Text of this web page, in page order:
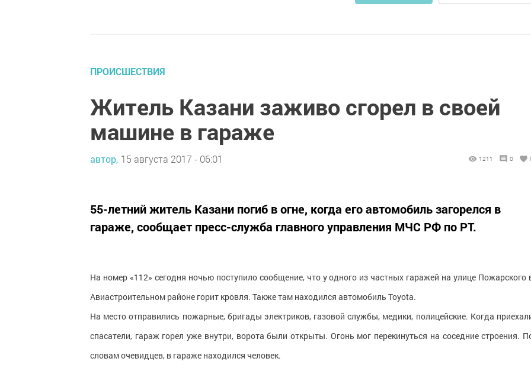
ПРОИСШЕСТВИЯ
Житель Казани заживо сгорел в своей
машине в гараже
автор, 15 августа 2017 - 06:01 1211 0
55-летний житель Казани погиб в огне, когда его автомобиль загорелся в
гараже, сообщает пресс-служба главного управления МЧС РФ по РТ.
На номер «112» сегодня ночью поступило сообщение, что у одного из частных гаражей на улице Пожарского
Авиастроительном районе горит кровля. Также там находился автомобиль Toyota.
На место отправились пожарные, бригады электриков, газовой службы, медики, полицейские. Когда
спасатели, гараж горел уже внутри, ворота были открыты. Огонь мог перекинуться на соседние строения.
словам очевидцев, в гараже находился человек.